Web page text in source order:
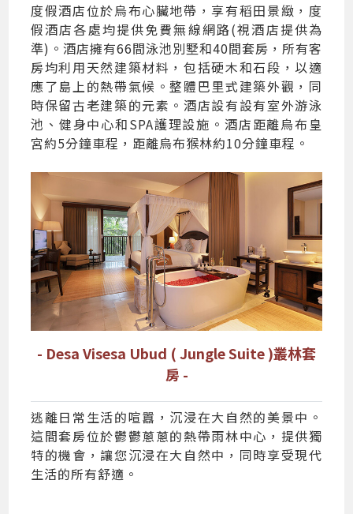
度假酒店位於烏布心臟地帶，享有稻田景緻，度
假酒店各處均提供免費無線網路(視酒店提供為
準)。酒店擁有66間泳池別墅和40間套房，所有客
房均利用天然建築材料，包括硬木和石段，以適
應了島上的熱帶氣候。整體巴里式建築外觀，同
時保留古老建築的元素。酒店設有設有室外游泳
池、健身中心和SPA護理設施。酒店距離烏布皇
宮約5分鐘車程，距離烏布猴林約10分鐘車程。
- Desa Visesa Ubud ( Jungle Suite )叢林套
房 -
逃離日常生活的喧囂，沉浸在大自然的美景中。
這間套房位於鬱鬱蔥蔥的熱帶雨林中心，提供獨
特的機會，讓您沉浸在大自然中，同時享受現代
生活的所有舒適。